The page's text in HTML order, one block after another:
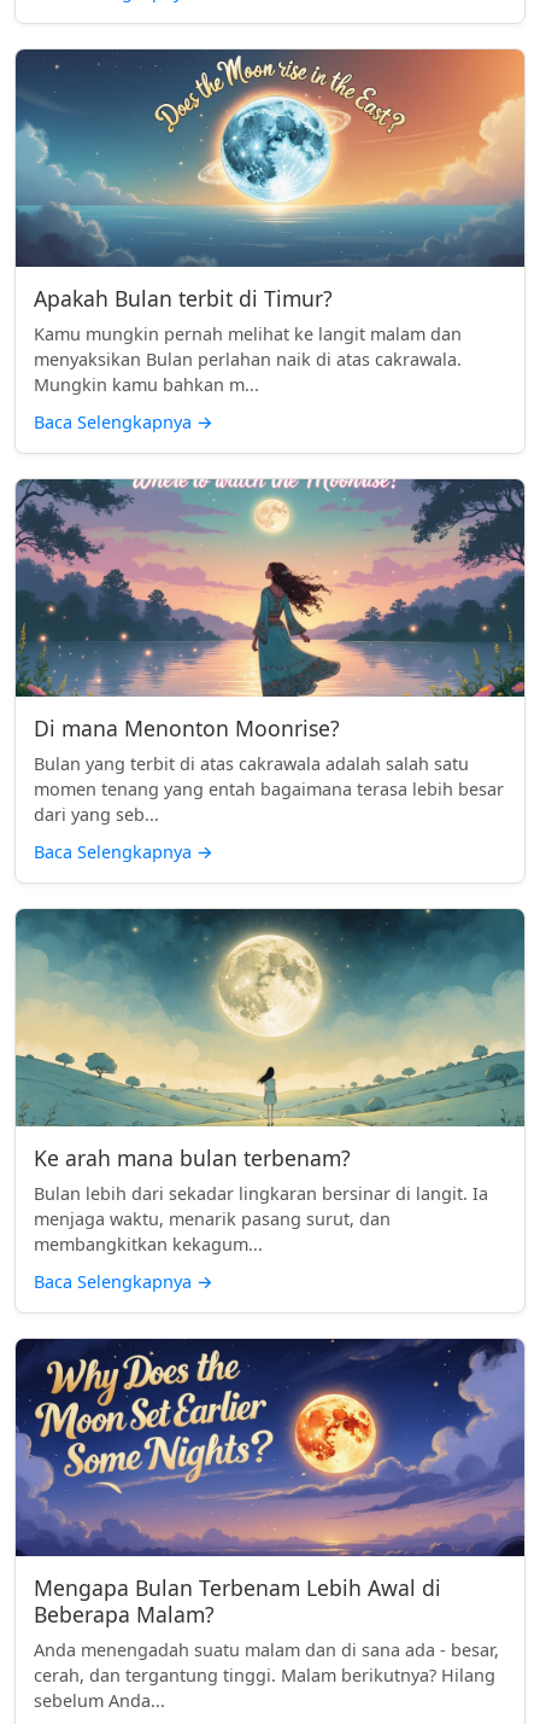
Apakah Bulan terbit di Timur?
Kamu mungkin pernah melihat ke langit malam dan
menyaksikan Bulan perlahan naik di atas cakrawala.
Mungkin kamu bahkan m...
Baca Selengkapnya →
Di mana Menonton Moonrise?
Bulan yang terbit di atas cakrawala adalah salah satu
momen tenang yang entah bagaimana terasa lebih besar
dari yang seb...
Baca Selengkapnya →
Ke arah mana bulan terbenam?
Bulan lebih dari sekadar lingkaran bersinar di langit. Ia
menjaga waktu, menarik pasang surut, dan
membangkitkan kekagum...
Baca Selengkapnya →
Mengapa Bulan Terbenam Lebih Awal di
Beberapa Malam?
Anda menengadah suatu malam dan di sana ada - besar,
cerah, dan tergantung tinggi. Malam berikutnya? Hilang
sebelum Anda...